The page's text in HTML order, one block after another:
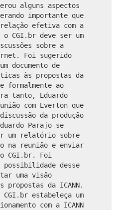
alguns aspectos
importante que
efetiva com a
CGI.br deve ser um
sobre a
Foi sugerido
documento de
às propostas da
formalmente ao
tanto, Eduardo
com Everton que
da produção
Parajo se
um relatório sobre
na reunião e enviar
CGI.br. Foi
possibilidade desse
uma visão
da ICANN.
estabeleça um
com a ICANN